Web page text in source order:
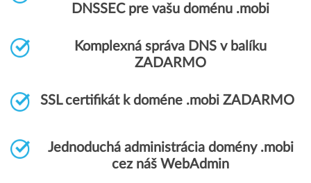
DNSSEC pre vašu doménu .mobi
Komplexná správa DNS v balíku
ZADARMO
SSL certifikát k doméne .mobi ZADARMO
Jednoduchá administrácia domény .mobi
cez náš WebAdmin